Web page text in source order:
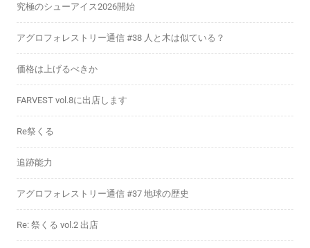
究極のシューアイス2026開始
アグロフォレストリー通信 #38 人と木は似ている？
価格は上げるべきか
FARVEST vol.8に出店します
Re祭くる
追跡能力
アグロフォレストリー通信 #37 地球の歴史
Re: 祭くる vol.2 出店